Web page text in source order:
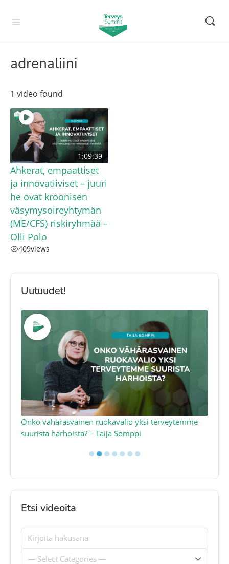
adrenaliini
1 video found
1:09:39
Ahkerat, empaattiset
ja innovatiiviset – juuri
he ovat kroonisen
väsymysoireyhtymän
(ME/CFS) riskiryhmää –
Olli Polo
409views
Uutuudet!
Onko vähärasvainen ruokavalio yksi terveytemme
suurista harhoista? – Taija Somppi
●●●●●●●
Etsi videoita